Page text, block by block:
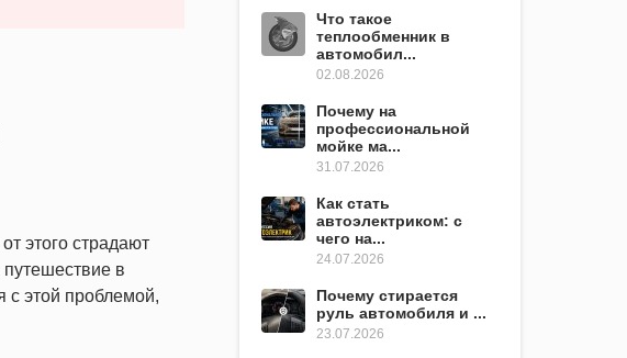
этого страдают
в
с этой проблемой,
Что такое
теплообменник в
автомобил...
02.08.2026
Почему на
профессиональной
мойке ма...
31.07.2026
Как стать
автоэлектриком: с
чего на...
24.07.2026
Почему стирается
руль автомобиля и ...
23.07.2026